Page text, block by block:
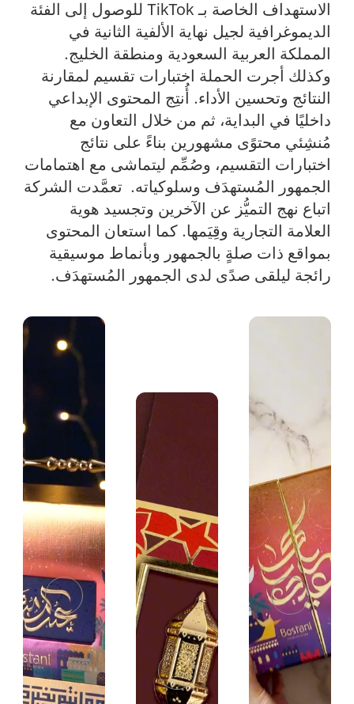
الاستهداف الخاصة بـ TikTok للوصول إلى الفئة
الديموغرافية لجيل نهاية الألفية الثانية في
المملكة العربية السعودية ومنطقة الخليج.
وكذلك أجرت الحملة اختبارات تقسيم لمقارنة
النتائج وتحسين الأداء. أُنتِج المحتوى الإبداعي
داخليًا في البداية، ثم من خلال التعاون مع
مُنشِئي محتوًى مشهورين بناءً على نتائج
اختبارات التقسيم، وصُمِّم ليتماشى مع اهتمامات
الجمهور المُستهدَف وسلوكياته. تعمَّدت الشركة
اتباع نهج التميُّز عن الآخرين وتجسيد هوية
العلامة التجارية وقِيَمها. كما استعان المحتوى
بمواقع ذات صلةٍ بالجمهور وبأنماط موسيقية
رائجة ليلقى صدًى لدى الجمهور المُستهدَف.